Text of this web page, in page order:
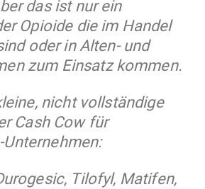
das ist nur ein
Opioide die im Handel
oder in Alten- und
zum Einsatz kommen.
nicht voll­ständige
Cash Cow für
Tilofyl, Matifen,